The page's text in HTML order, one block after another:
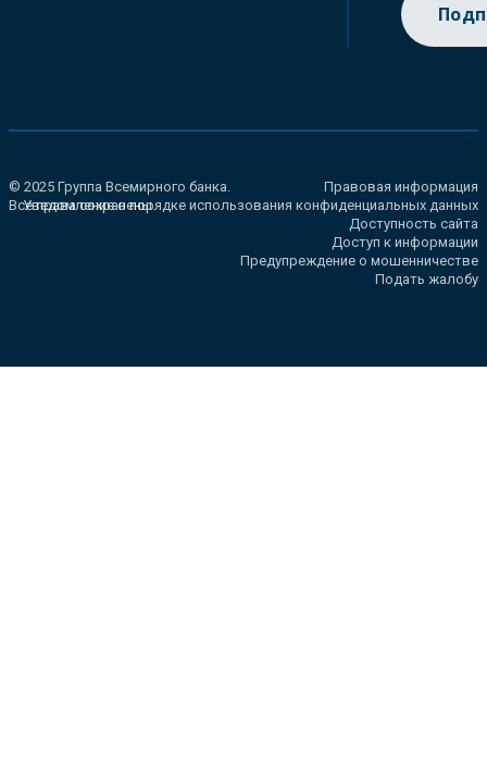
© 2025 Группа Всемирного банка.
Все права сохранены.
Правовая информация
Уведомление о порядке использования конфиденциальных данных
Доступность сайта
Доступ к информации
Предупреждение о мошенничестве
Подать жалобу